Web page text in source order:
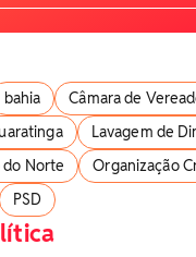
bahia
Câmara de
Lavagem de
Norte
Organização
PSD